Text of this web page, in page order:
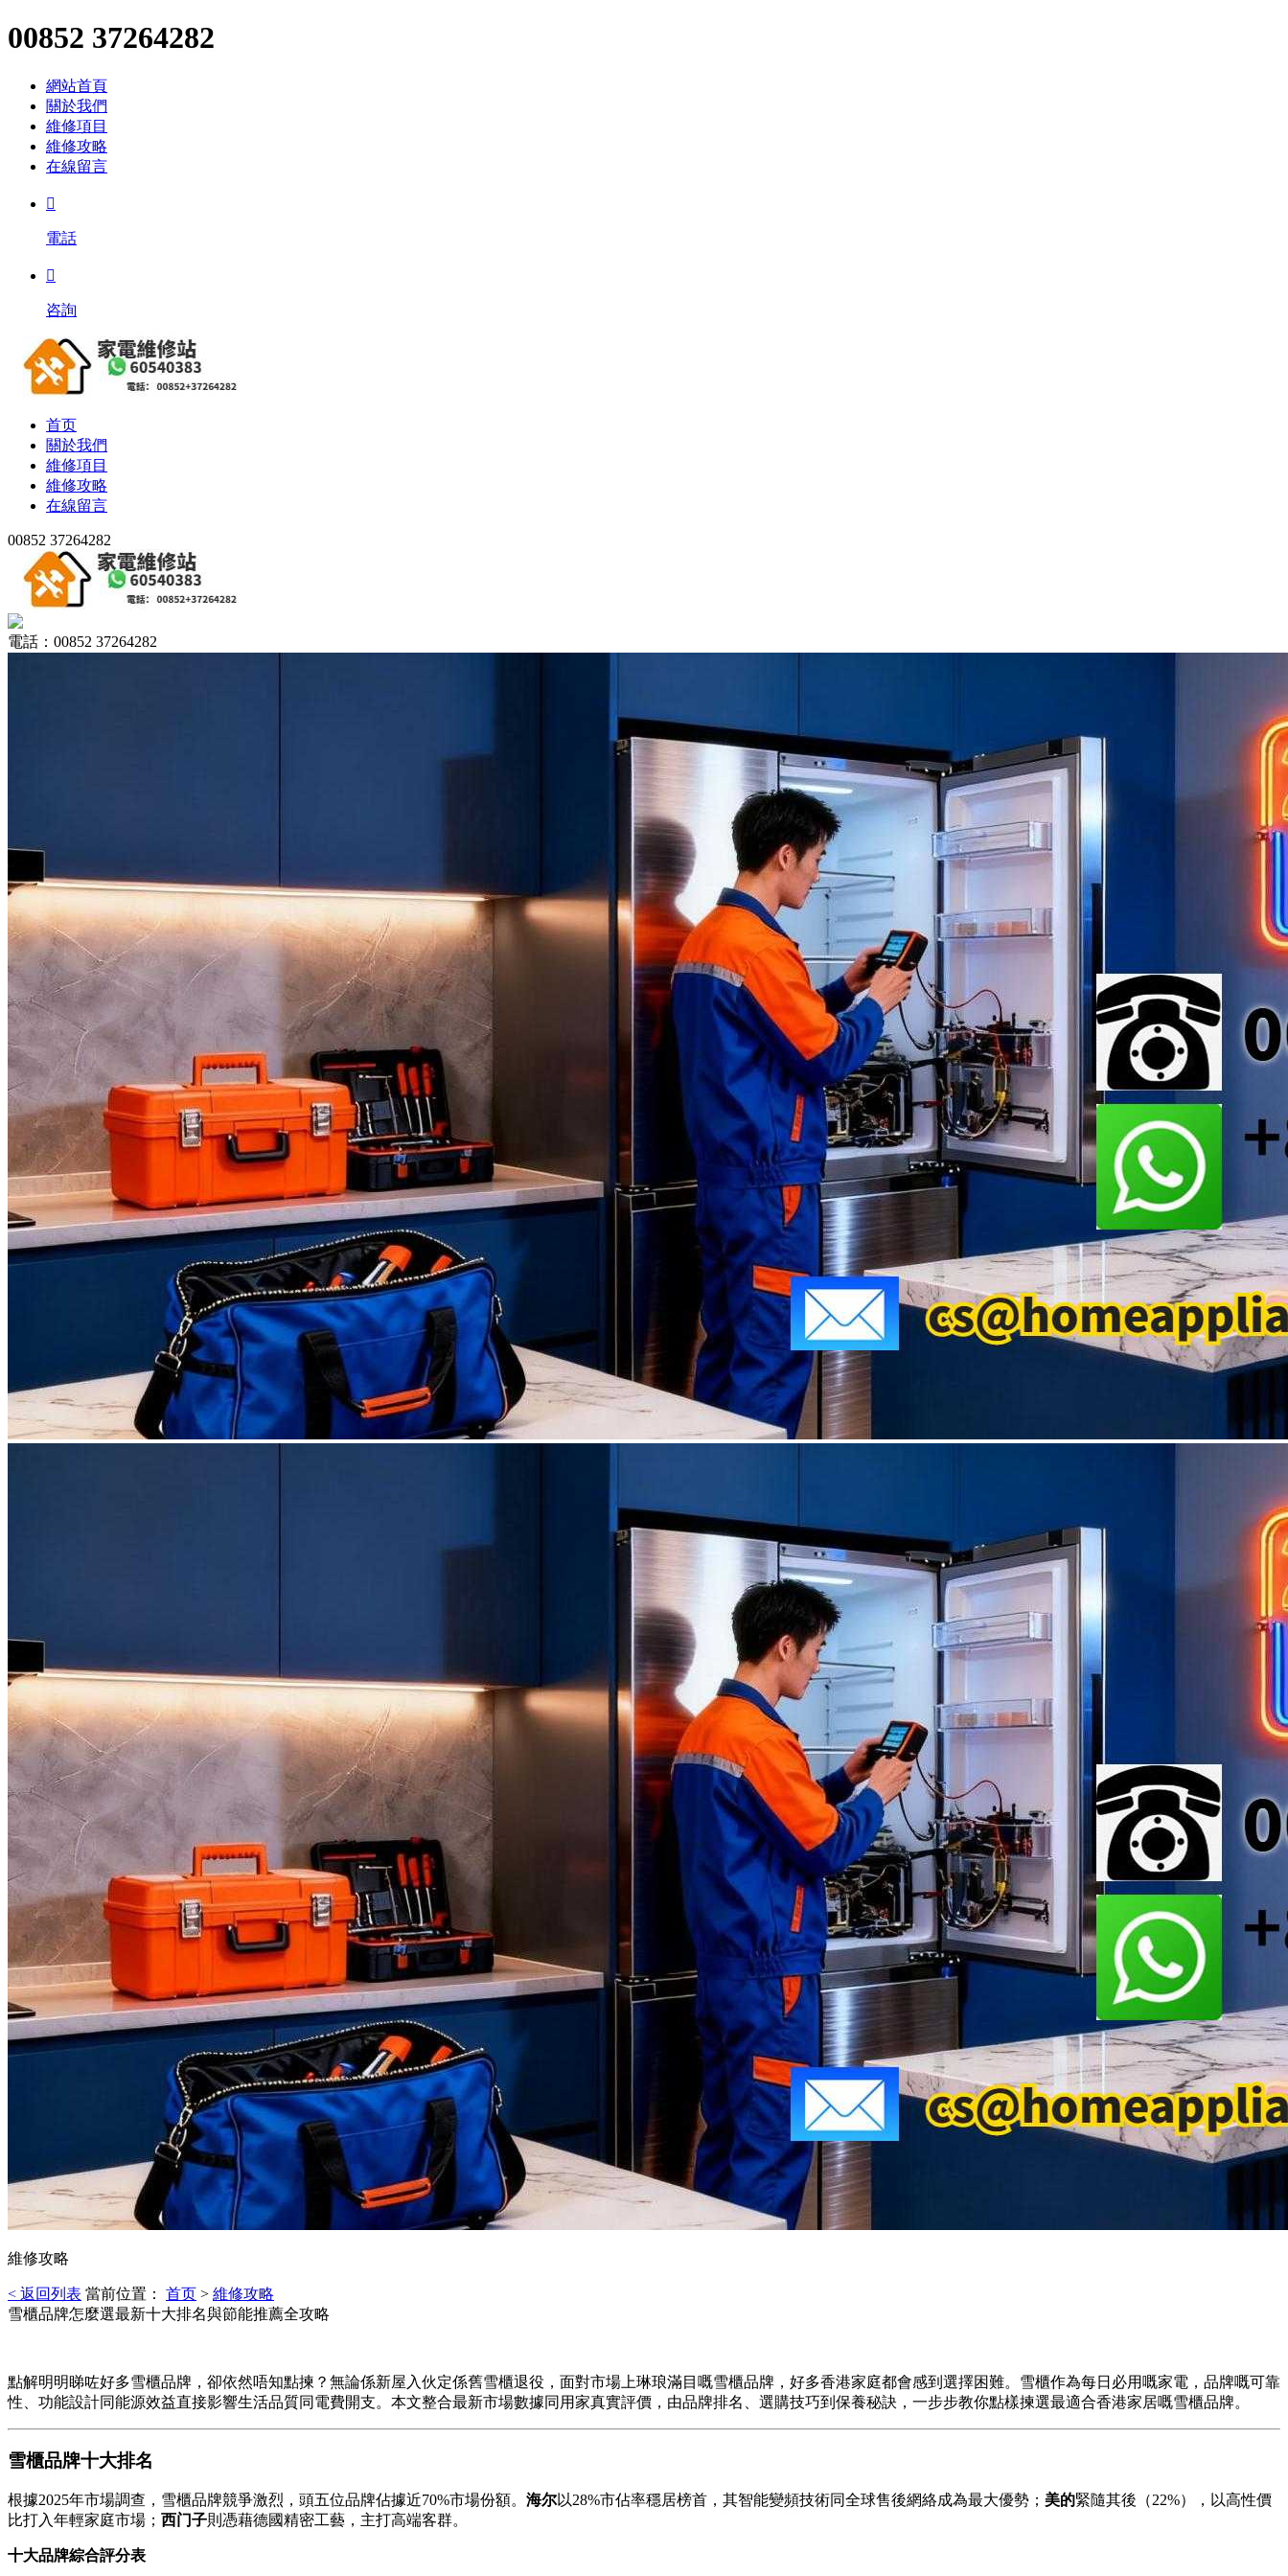
00852 37264282
網站首頁
關於我們
維修項目
維修攻略
在線留言

電話

咨詢
首页
關於我們
維修項目
維修攻略
在線留言
00852 37264282
電話：00852 37264282
維修攻略
< 返回列表 當前位置： 首页 > 維修攻略
雪櫃品牌怎麼選最新十大排名與節能推薦全攻略
點解明明睇咗好多雪櫃品牌，卻依然唔知點揀？無論係新屋入伙定係舊雪櫃退役，面對市場上琳琅滿目嘅雪櫃品牌，好多香港家庭都會感到選擇困難。雪櫃作為每日必用嘅家電，品牌嘅可靠
性、功能設計同能源效益直接影響生活品質同電費開支。本文整合最新市場數據同用家真實評價，由品牌排名、選購技巧到保養秘訣，一步步教你點樣揀選最適合香港家居嘅雪櫃品牌。
雪櫃品牌十大排名
根據2025年市場調查，雪櫃品牌競爭激烈，頭五位品牌佔據近70%市場份額。 海尔以28%市佔率穩居榜首，其智能變頻技術同全球售後網絡成為最大優勢； 美的緊隨其後（22%），以高性價
比打入年輕家庭市場； 西门子則憑藉德國精密工藝，主打高端客群。
十大品牌綜合評分表